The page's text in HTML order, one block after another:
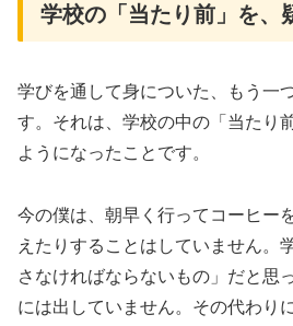
学校の「当たり前」を、
学びを通して身についた、もう一
す。それは、学校の中の「当たり
ようになったことです。
今の僕は、朝早く行ってコーヒー
えたりすることはしていません。
さなければならないもの」だと思
には出していません。その代わり